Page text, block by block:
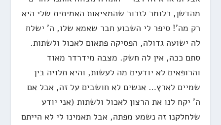
מהדשן, כלומר לזכור שהמציאות האמיתית שלי היא
רק מה'! סיפר לי השבוע חבר שאמא שלו, ה' ישלח
לה ישועה גדולה, הפסיקה פתאום לאכול ולשתות.
סתם ככה, אין לה חשק. מצבה מידרדר מאוד
והרופאים לא יודעים מה לעשות, והיא תלויה בין
שמיים לארץ… אנשים לא חושבים על זה, אבל אם
ה' יקח לנו את הרצון לאכול ולשתות (אני יודע
שלחלקנו זה נשמע מפתה, אבל תאמינו לי לא הייתם